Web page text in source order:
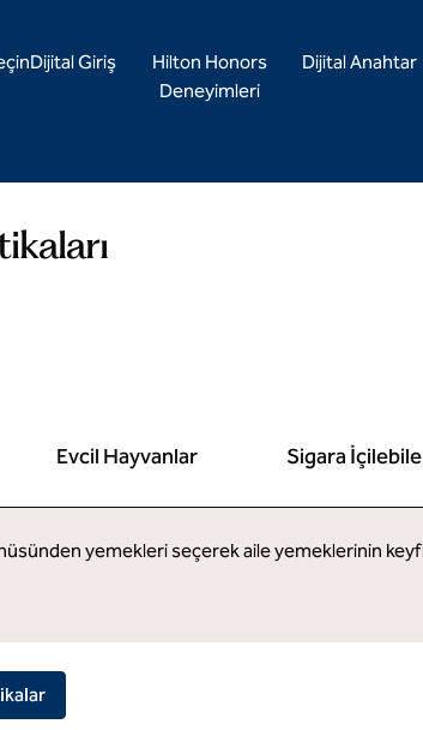
Dijital Giriş
Hilton Honors
Deneyimleri
Dijital Anahtar
Evcil Hayvanlar Sigara
yemekleri seçerek aile yemeklerinin